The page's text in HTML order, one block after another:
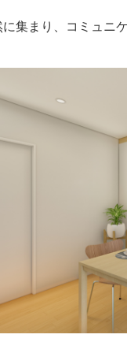
集まり、コミュニ